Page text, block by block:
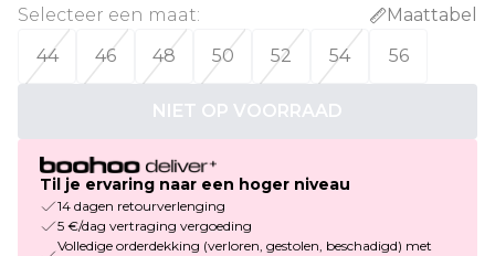
Selecteer een maat:
Maattabel
44
46 48 50 52 54 56
NIET OP VOORRAAD
Til je ervaring naar een hoger niveau
14 dagen retourverlenging
5 €/dag vertraging vergoeding
Volledige orderdekking (verloren, gestolen, beschadigd) met